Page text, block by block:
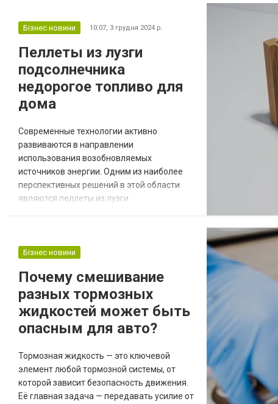
Бізнес новини 10:07, 3 грудня 2024 р.
Пеллеты из лузги
подсолнечника
недорогое топливо для
дома
Современные технологии активно
развиваются в направлении
использования возобновляемых
источников энергии. Одним из наиболее
перспективных решений в этой области
являются пеллеты из лузги
минимизировать воздействие на
лузги подсолнечника Пеллеты
представляют собой цилиндрические
гранулы, изготовленные из лузги подсолн...
Бізнес новини
Почему смешивание
разных тормозных
жидкостей может быть
опасным для авто?
Тормозная жидкость — это ключевой
элемент любой тормозной системы, от
которой зависит безопасность движения.
Её главная задача — передавать усилие от